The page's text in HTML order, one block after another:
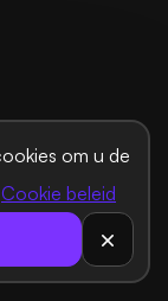
om u de
Cookie beleid